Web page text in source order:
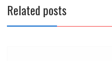
Related posts